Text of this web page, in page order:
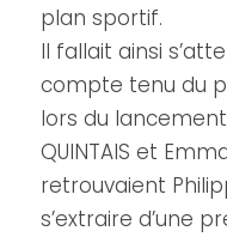
plan sportif.
Il fallait ainsi
compte tenu du
lors du
QUINTAIS et
retrouvaient
s’extraire d’une